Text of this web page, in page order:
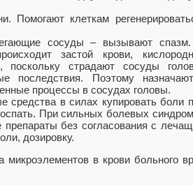
Помогают клеткам
сосуды – вызывают
застой крови,
поскольку страдают сосуды
последствия. Поэтому
процессы в сосудах головы.
средства в силах купировать боли
При сильных болевых
препараты без согласования с
дозировку.
микроэлементов в крови больного